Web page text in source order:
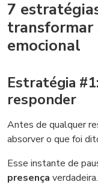
7
transformar
emocional
Estratégia
responder
Antes de qualquer
absorver o que foi
Esse instante de
presença verdadeira.